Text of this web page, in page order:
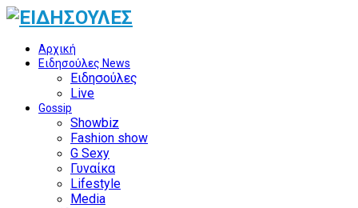
Αρχική
Ειδησούλες News
Ειδησούλες
Live
Gossip
Showbiz
Fashion show
G Sexy
Γυναίκα
Lifestyle
Media